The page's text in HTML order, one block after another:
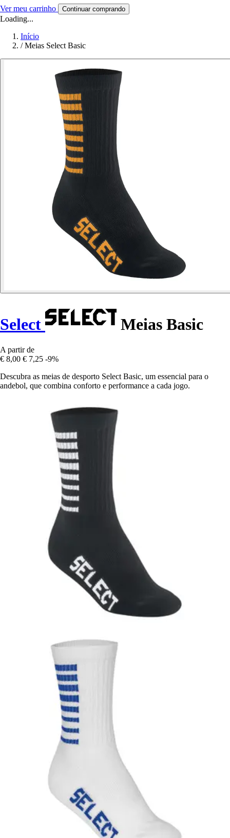
Ver meu carrinho Continuar comprando
Loading...
Início
/ Meias Select Basic
Select Meias Basic
A partir de
€ 8,00 € 7,25 -9%
Descubra as meias de desporto Select Basic, um essencial para o
andebol, que combina conforto e performance a cada jogo.